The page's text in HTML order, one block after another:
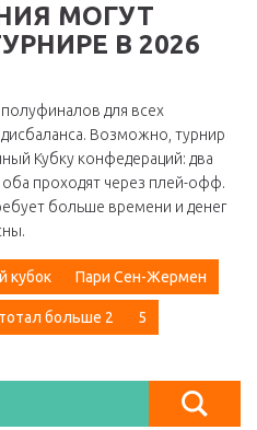
МОГУТ
В 2026
для всех
Возможно, турнир
Кубку конфедераций: два
проходят через плей-офф.
больше времени и денег
кубок Пари Сен-Жермен
тотал больше 2 5